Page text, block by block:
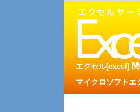
エクセル[excel]
マイクロソフトエ